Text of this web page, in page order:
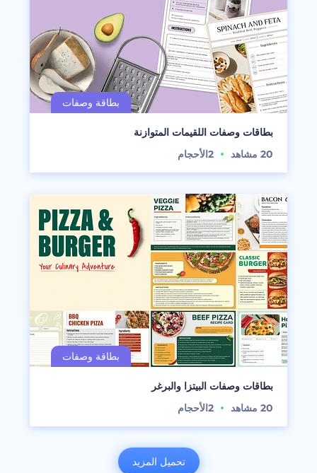
بطاقات وصفات اللقيمات المتوازنة
20 مشاهد 2الأحجام
بطاقات وصفات البيتزا والبرغر
20 مشاهد 2الأحجام
تحميل المزيد